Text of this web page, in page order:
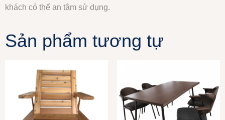
khách có thể an tâm sử dụng.
Sản phẩm tương tự